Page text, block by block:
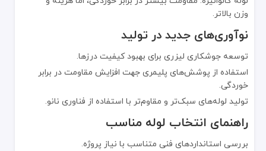
وزن بالاتر.
نوآوری‌های جدید در تولید
توسعه جوشکاری لیزری برای بهبود کیفیت درزها.
استفاده از پوشش‌های پلیمری جهت افزایش مقاومت در برابر
خوردگی.
تولید لوله‌های سبک‌تر و مقاوم‌تر با استفاده از فناوری نانو.
راهنمای انتخاب لوله مناسب
بررسی استانداردهای فنی متناسب با نیاز پروژه.